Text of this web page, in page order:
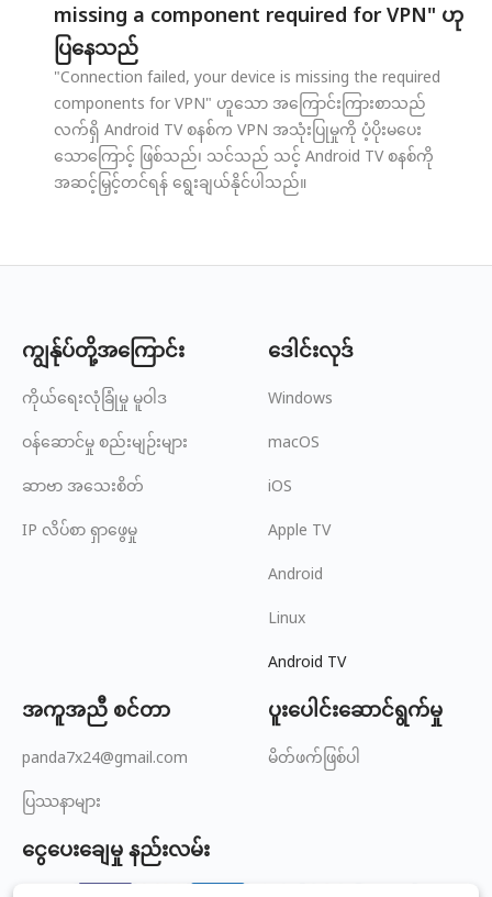
missing a component required for VPN" ဟု
ပြနေသည်
"Connection failed, your device is missing the required
components for VPN" ဟူသော အကြောင်းကြားစာသည်
လက်ရှိ Android TV စနစ်က VPN အသုံးပြုမှုကို ပံ့ပိုးမပေး
သောကြောင့် ဖြစ်သည်၊ သင်သည် သင့် Android TV စနစ်ကို
အဆင့်မြှင့်တင်ရန် ရွေးချယ်နိုင်ပါသည်။
ကျွန်ုပ်တို့အကြောင်း
ကိုယ်ရေးလုံခြုံမှု မူဝါဒ
ဝန်ဆောင်မှု စည်းမျဉ်းများ
ဆာဗာ အသေးစိတ်
IP လိပ်စာ ရှာဖွေမှု
ဒေါင်းလုဒ်
Windows
macOS
iOS
Apple TV
Android
Linux
Android TV
အကူအညီ စင်တာ
panda7x24@gmail.com
ပြဿနာများ
ပူးပေါင်းဆောင်ရွက်မှု
မိတ်ဖက်ဖြစ်ပါ
ငွေပေးချေမှု နည်းလမ်း